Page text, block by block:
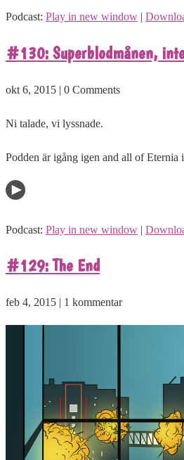
Podcast: Play in new window |
#130: Superblodmånen,
okt 6, 2015 | 0 Comments
Ni talade, vi lyssnade.
Podden är igång igen and all of
Podcast: Play in new window |
#129: The End
feb 4, 2015 | 1 kommentar